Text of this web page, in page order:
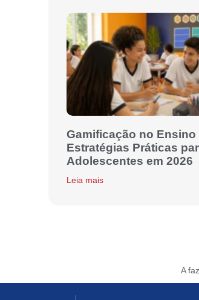
Gamificação no Ensino
Estratégias Práticas
Adolescentes em 2026
Leia mais
A